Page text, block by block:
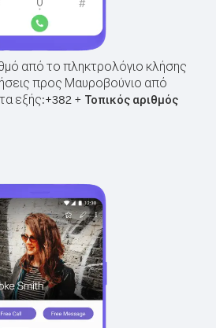
από το πληκτρολόγιο κλήσης
προς Μαυροβούνιο από
εξής:+382 + Τοπικός αριθμός